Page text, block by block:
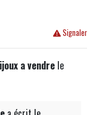
Signaler
a vendrele